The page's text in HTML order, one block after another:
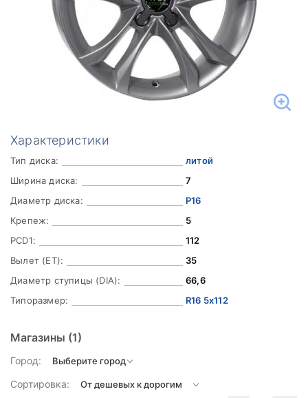
Характеристики
Тип диска:
литой
Ширина диска:
7
Диаметр диска:
Р16
Крепеж:
5
PCD1:
112
Вылет (ET):
35
Диаметр ступицы (DIA):
66,6
Типоразмер:
R16 5x112
Магазины (1)
Город:
Сортировка: